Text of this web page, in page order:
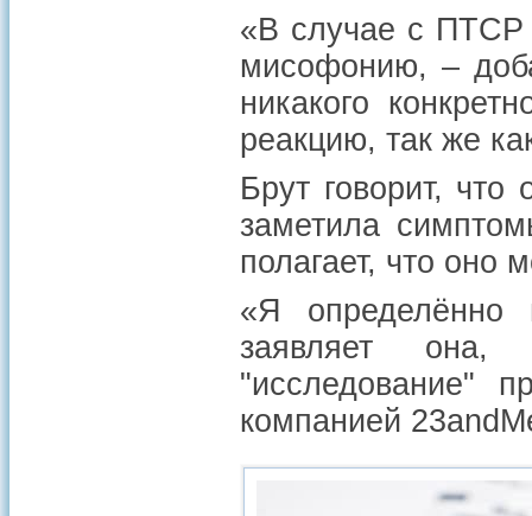
«В случае с ПТСР
мисофонию, –
никакого
реакцию, так же
Брут говорит,
заметила
полагает, что оно
«Я
заявляет она,
"исследование"
компанией